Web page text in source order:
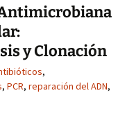
y Clonación
,
, PCR, reparación del ADN,